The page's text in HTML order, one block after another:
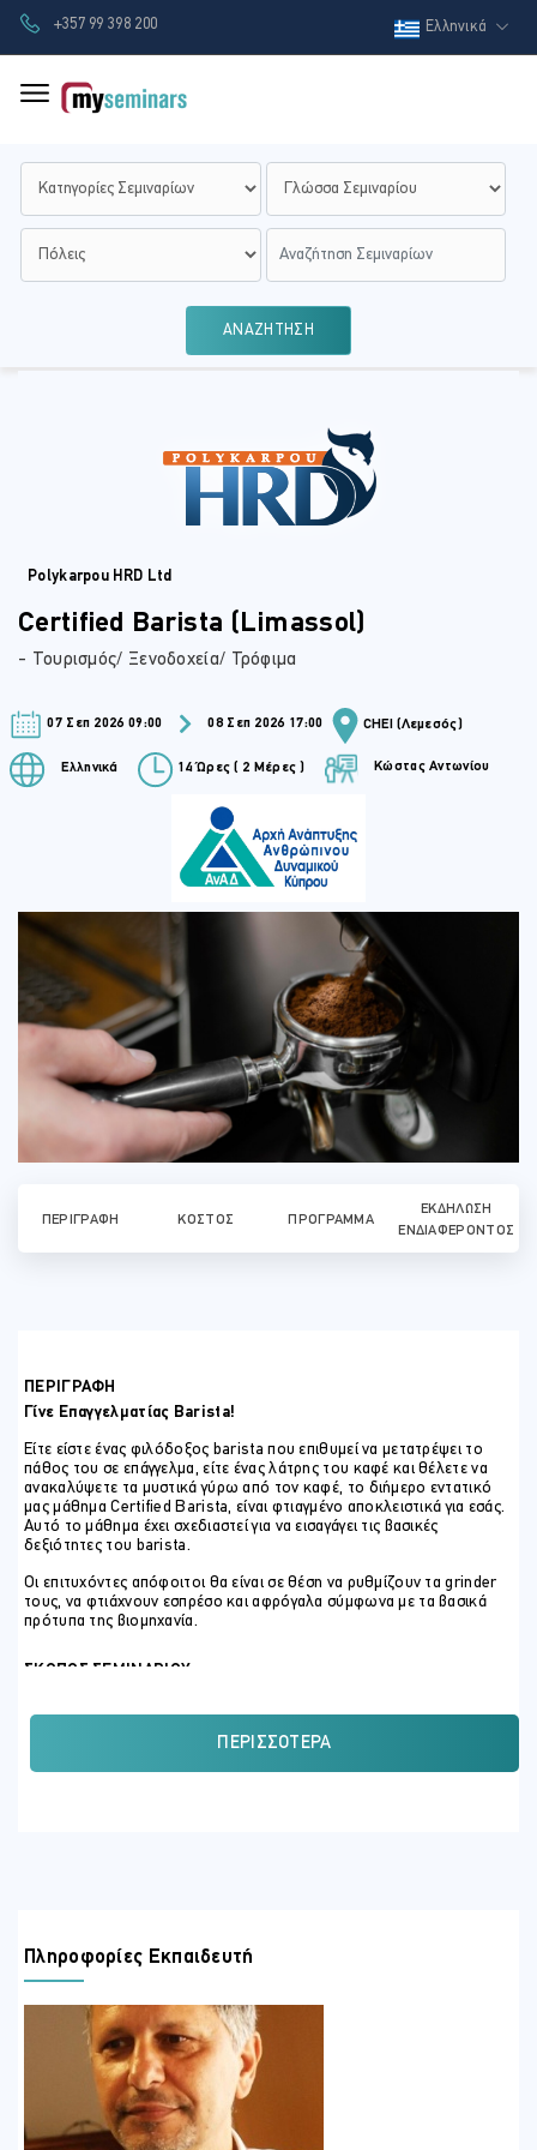
+357 99 398 200 Ελληνικά
ΑΝΑΖΗΤΗΣΗ
Polykarpou HRD Ltd
Certified Barista (Limassol)
- Τουρισμός/ Ξενοδοχεία/ Τρόφιμα
07 Σεπ 2026 09:00 08 Σεπ 2026 17:00 CHEI (Λεμεσός)
Ελληνικά 14 Ώρες ( 2 Μέρες ) Κώστας Αντωνίου
ΠΕΡΙΓΡΑΦΉ ΚΌΣΤΟΣ ΠΡΌΓΡΑΜΜΑ
ΕΚΔΉΛΩΣΗ
ΕΝΔΙΑΦΈΡΟΝΤΟΣ
ΠΕΡΙΓΡΑΦΗ
Γίνε Επαγγελματίας Barista!
Είτε είστε ένας φιλόδοξος barista που επιθυμεί να μετατρέψει το
πάθος του σε επάγγελμα, είτε ένας λάτρης του καφέ και θέλετε να
ανακαλύψετε τα μυστικά γύρω από τον καφέ, το διήμερο εντατικό
μας μάθημα Certified Barista, είναι φτιαγμένο αποκλειστικά για εσάς.
Αυτό το μάθημα έχει σχεδιαστεί για να εισαγάγει τις βασικές
δεξιότητες του barista.
Οι επιτυχόντες απόφοιτοι θα είναι σε θέση να ρυθμίζουν τα grinder
τους, να φτιάχνουν εσπρέσο και αφρόγαλα σύμφωνα με τα βασικά
πρότυπα της βιομηχανία.
ΣΚΟΠΟΣ ΣΕΜΙΝΑΡΙΟΥ
Βασικές γνώσεις για τον καφέ:Ανακαλύψτε τον κόσμο
των κόκκων καφέ μαθαίνοντας την ιστορία του καφέ, τις
τύπου:Παρασκευή δημοφιλών ροφημάτων καφέ, όπως latte
Χρήση μηχανών εσπρέσο:Πώς να ρυθμίζετε τα grinders,
τη θερμοκρασία και να χρησιμοποιείτε αποτελεσματικά τις
σύγχρονες μηχανές
ΠΕΡΙΣΣΟΤΕΡΕΣ ΠΛΗΡΟΦΟΡΙΕΣ
Κύρια θέματα
ΠΕΡΙΣΣΌΤΕΡΑ
Πληροφορίες Εκπαιδευτή